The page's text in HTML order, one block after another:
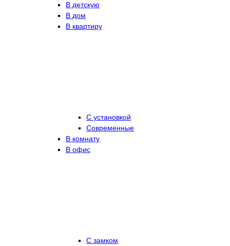
В детскую
В дом
В квартиру
С установкой
Современные
В комнату
В офис
С замком